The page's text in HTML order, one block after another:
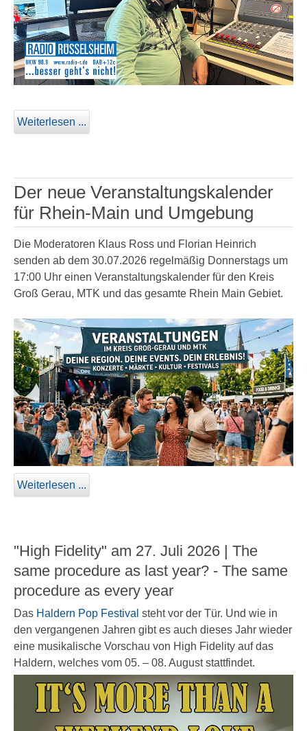
Weiterlesen ...
Der neue Veranstaltungskalender
für Rhein-Main und Umgebung
Die Moderatoren Klaus Ross und Florian Heinrich
senden ab dem 30.07.2026 regelmäßig Donnerstags um
17:00 Uhr einen Veranstaltungskalender für den Kreis
Groß Gerau, MTK und das gesamte Rhein Main Gebiet.
Weiterlesen ...
"High Fidelity" am 27. Juli 2026 | The
same procedure as last year? - The same
procedure as every year
Das Haldern Pop Festival steht vor der Tür. Und wie in
den vergangenen Jahren gibt es auch dieses Jahr wieder
eine musikalische Vorschau von High Fidelity auf das
Haldern, welches vom 05. – 08. August stattfindet.